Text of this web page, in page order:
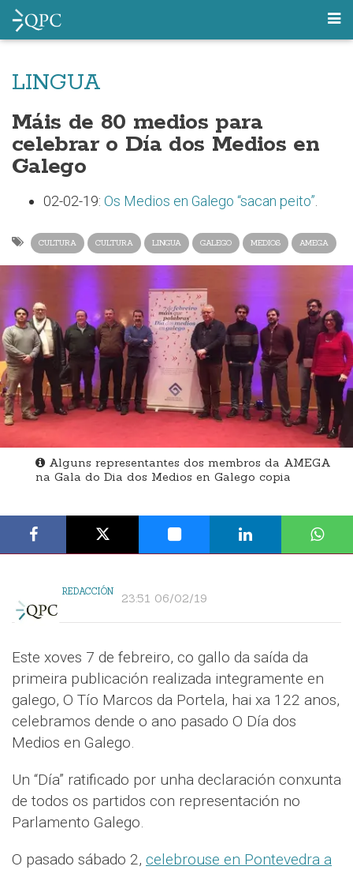
LINGUA
Máis de 80 medios para
celebrar o Día dos Medios en
Galego
02-02-19: Os Medios en Galego “sacan peito”
CULTURA CULTURA LINGUA GALEGO MEDIOS AMEGA
Alguns representantes dos membros da AMEGA
na Gala do Dia dos Medios en Galego copia
REDACCIÓN 23:51 06/02/19
Este xoves 7 de febreiro, co gallo da saída da
primeira publicación realizada integramente en
galego, O Tío Marcos da Portela, hai xa 122 anos,
celebramos dende o ano pasado O Día dos
Medios en Galego.
Un “Día” ratificado por unha declaración conxunta
de todos os partidos con representación no
Parlamento Galego.
O pasado sábado 2, celebrouse en Pontevedra a